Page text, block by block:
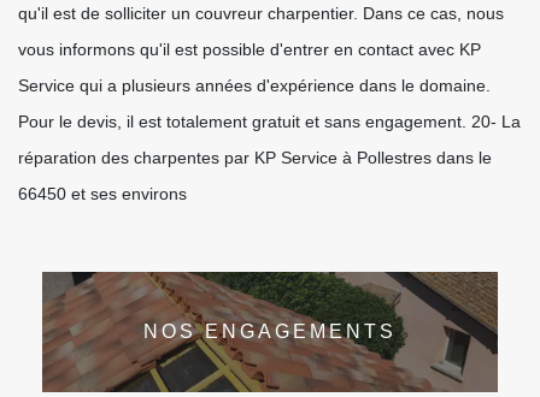
qu'il est de solliciter un couvreur charpentier. Dans ce cas, nous
vous informons qu'il est possible d'entrer en contact avec KP
Service qui a plusieurs années d'expérience dans le domaine.
Pour le devis, il est totalement gratuit et sans engagement. 20- La
réparation des charpentes par KP Service à Pollestres dans le
66450 et ses environs
NOS ENGAGEMENTS